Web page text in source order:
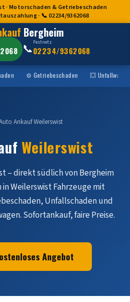
· Motorschaden & Getriebeschaden
· 📞 02234/9362068
Bergheim
📞 Festnetz
02234/9362068
⚙️ Getriebeschaden 💥 Unfallwagen
Ankauf Weilerswist
Weilerswist
– direkt südlich von Bergheim
Weilerswist Fahrzeuge mit
Unfallschaden und
Sofortankauf, faire Preise.
Angebot